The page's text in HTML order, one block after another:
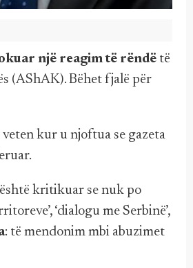
një reagim të rëndë të
(AShAK). Bëhet fjalë për
kur u njoftua se gazeta
kritikuar se nuk po
‘dialogu me Serbinë’,
: të mendonim mbi abuzimet